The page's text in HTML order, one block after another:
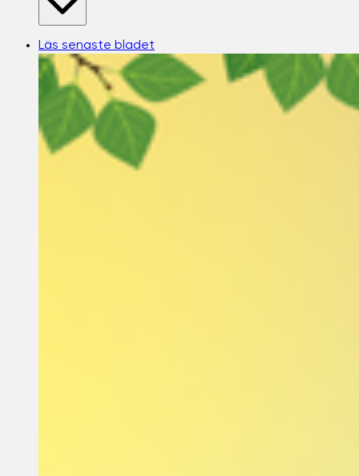
Läs senaste bladet